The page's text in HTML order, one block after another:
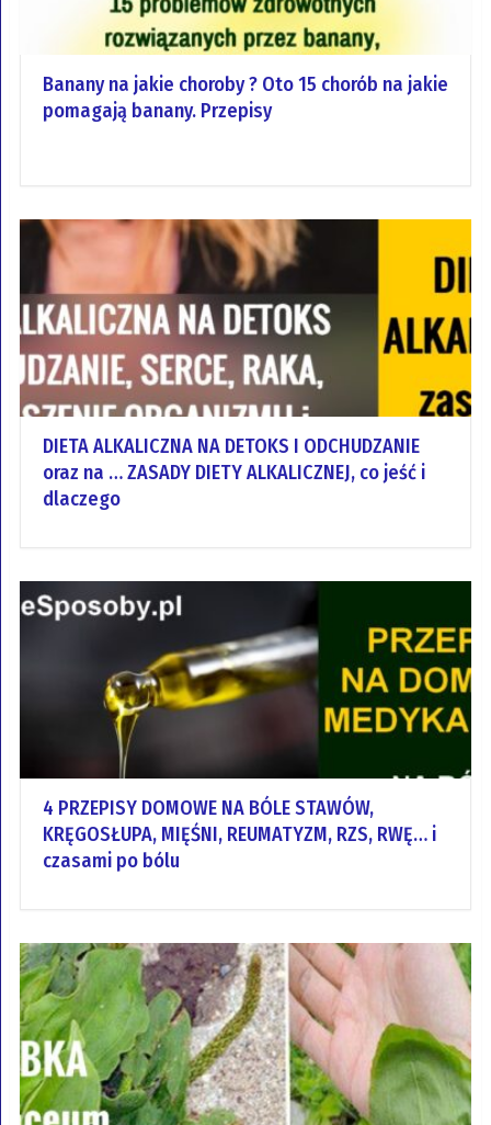
Banany na jakie choroby ? Oto 15 chorób na jakie
pomagają banany. Przepisy
DIETA ALKALICZNA NA DETOKS I ODCHUDZANIE
oraz na … ZASADY DIETY ALKALICZNEJ, co jeść i
dlaczego
4 PRZEPISY DOMOWE NA BÓLE STAWÓW,
KRĘGOSŁUPA, MIĘŚNI, REUMATYZM, RZS, RWĘ… i
czasami po bólu